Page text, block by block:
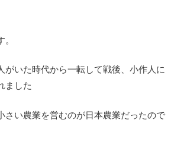
がいた時代から一転して戦後、小作人に
ました
さい農業を営むのが日本農業だったので